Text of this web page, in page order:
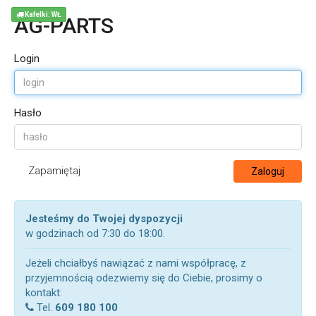
AG-PARTS
Login
Hasło
Zapamiętaj Zaloguj
Jesteśmy do Twojej dyspozycji
w godzinach od 7:30 do 18:00.
Jeżeli chciałbyś nawiązać z nami współpracę, z
przyjemnością odezwiemy się do Ciebie, prosimy o
kontakt:
Tel. 609 180 100
Kafelki: WŁ